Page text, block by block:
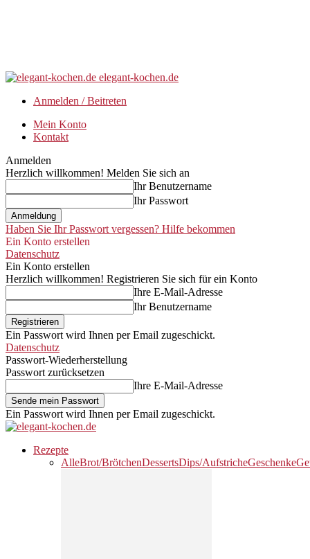
elegant-kochen.de
Anmelden / Beitreten
Mein Konto
Kontakt
Anmelden
Herzlich willkommen! Melden Sie sich an
Ihr Benutzername
Ihr Passwort
Haben Sie Ihr Passwort vergessen? Hilfe bekommen
Ein Konto erstellen
Datenschutz
Ein Konto erstellen
Herzlich willkommen! Registrieren Sie sich für ein Konto
Ihre E-Mail-Adresse
Ihr Benutzername
Ein Passwort wird Ihnen per Email zugeschickt.
Datenschutz
Passwort-Wiederherstellung
Passwort zurücksetzen
Ihre E-Mail-Adresse
Ein Passwort wird Ihnen per Email zugeschickt.
Rezepte
AlleBrot/BrötchenDessertsDips/AufstricheGeschenke